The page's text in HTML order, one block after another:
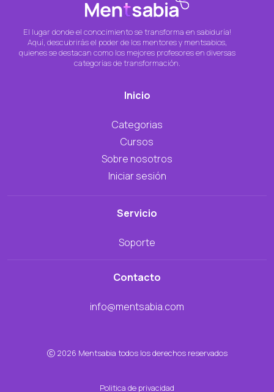
El lugar donde el conocimiento se transforma en sabiduría!
Aquí, descubrirás el poder de los mentores y mentsabios,
quienes se destacan como los mejores profesores en diversas
categorías de transformación.
Inicio
Categorias
Cursos
Sobre nosotros
Iniciar sesión
Servicio
Soporte
Contacto
info@mentsabia.com
2026 Mentsabia todos los derechos reservados
Politica de privacidad